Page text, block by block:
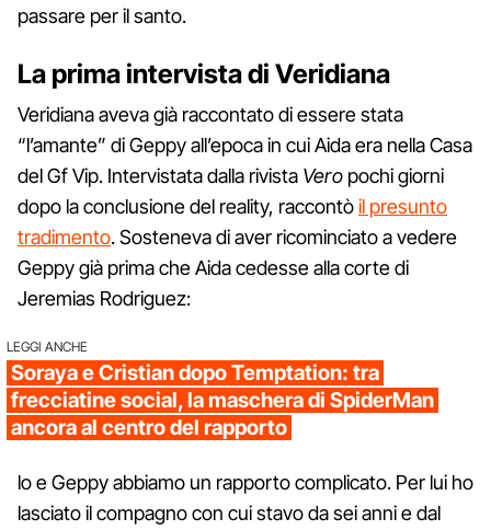
passare per il santo.
La prima intervista di Veridiana
Veridiana aveva già raccontato di essere stata
“l’amante” di Geppy all’epoca in cui Aida era nella Casa
del Gf Vip. Intervistata dalla rivista Veropochi giorni
dopo la conclusione del reality, raccontòil presunto
tradimento. Sosteneva di aver ricominciato a vedere
Geppy già prima che Aida cedesse alla corte di
Jeremias Rodriguez:
LEGGI ANCHE
Soraya e Cristian dopo Temptation: tra
frecciatine social, la maschera di SpiderMan
ancora al centro del rapporto
lo e Geppy abbiamo un rapporto complicato. Per lui ho
lasciato il compagno con cui stavo da sei anni e dal